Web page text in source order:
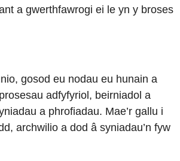
a gwerthfawrogi ei le yn y broses
gosod eu nodau eu hunain a
adfyfyriol, beirniadol a
a phrofiadau. Mae’r gallu i
archwilio a dod â syniadau’n fyw